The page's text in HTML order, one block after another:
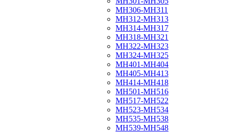
МН306-МН311
МН312-МН313
МН314-МН317
МН318-МН321
МН322-МН323
МН324-МН325
МН401-МН404
МН405-МН413
МН414-МН418
МН501-МН516
МН517-МН522
МН523-МН534
МН535-МН538
МН539-МН548